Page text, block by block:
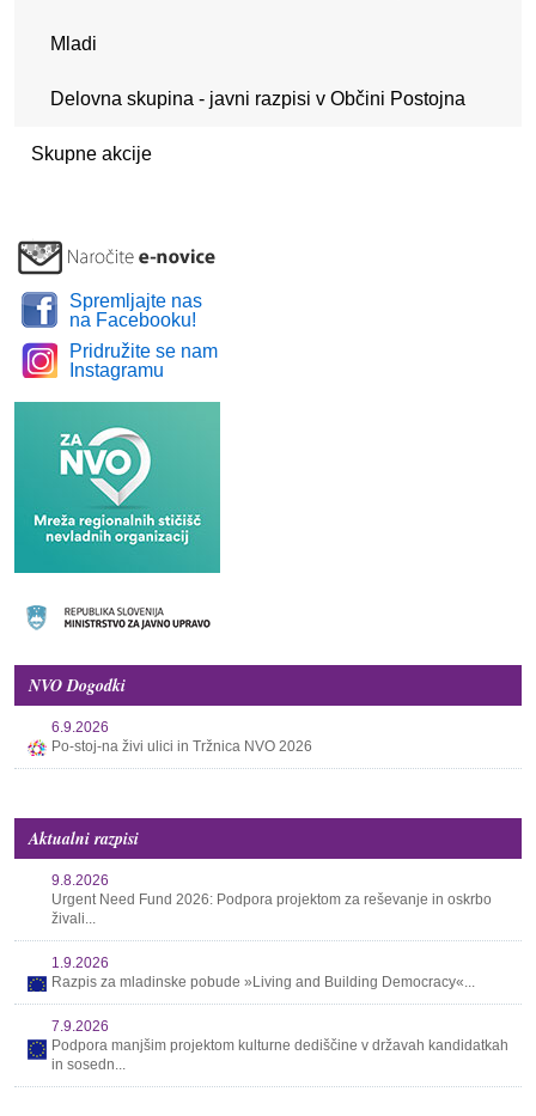
Mladi
Delovna skupina - javni razpisi v Občini Postojna
Skupne akcije
Spremljajte nas
na Facebooku!
Pridružite se nam
Instagramu
NVO Dogodki
6.9.2026
Po-stoj-na živi ulici in Tržnica NVO 2026
Aktualni razpisi
9.8.2026
Urgent Need Fund 2026: Podpora projektom za reševanje in oskrbo
živali...
1.9.2026
Razpis za mladinske pobude »Living and Building Democracy«...
7.9.2026
Podpora manjšim projektom kulturne dediščine v državah kandidatkah
in sosedn...